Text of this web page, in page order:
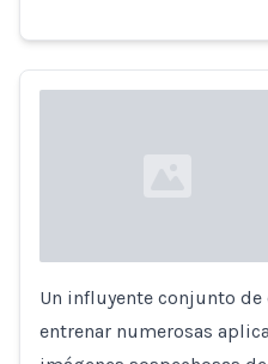
Loading...
Un influyente conjunto
entrenar numerosas